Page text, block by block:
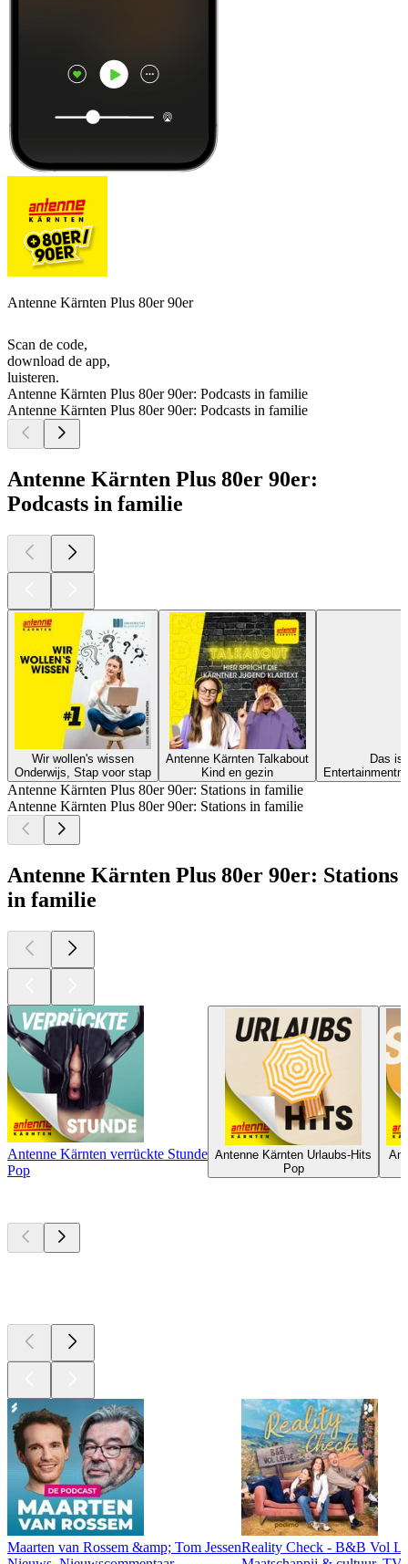
Antenne Kärnten Plus 80er 90er
Scan de code,
download de app,
luisteren.
Antenne Kärnten Plus 80er 90er: Podcasts in familie
Antenne Kärnten Plus 80er 90er: Podcasts in familie
Antenne Kärnten Plus 80er 90er:
Podcasts in familie
Wir wollen's wissen
Onderwijs, Stap voor stap
Antenne Kärnten Talkabout
Kind en gezin
Das
Antenne Kärnten Plus 80er 90er: Stations in familie
Antenne Kärnten Plus 80er 90er: Stations in familie
Antenne Kärnten Plus 80er 90er: Stations
in familie
Antenne Kärnten verrückte Stunde
Pop
Antenne Kärnten Urlaubs-Hits
Pop
Maarten van Rossem &amp; Tom JessenReality Check - B&B Vol